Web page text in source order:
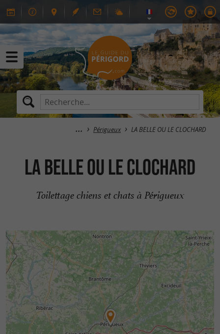
Périgueux LA BELLE OU LE CLOCHARD
LA BELLE OU LE CLOCHARD
Toilettage chiens et chats à Périgueux